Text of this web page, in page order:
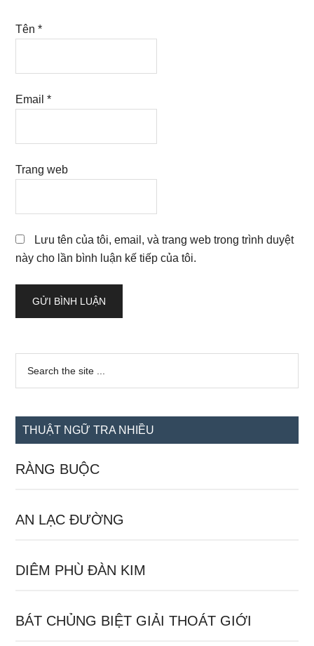
Tên*
Email*
Trang web
Lưu tên của tôi, email, và trang web trong trình duyệt
này cho lần bình luận kế tiếp của tôi.
Sidebar
chính
...
THUẬT NGỮ TRA NHIỀU
RÀNG BUỘC
AN LẠC ĐƯỜNG
DIÊM PHÙ ĐÀN KIM
BÁT CHỦNG BIỆT GIẢI THOÁT GIỚI